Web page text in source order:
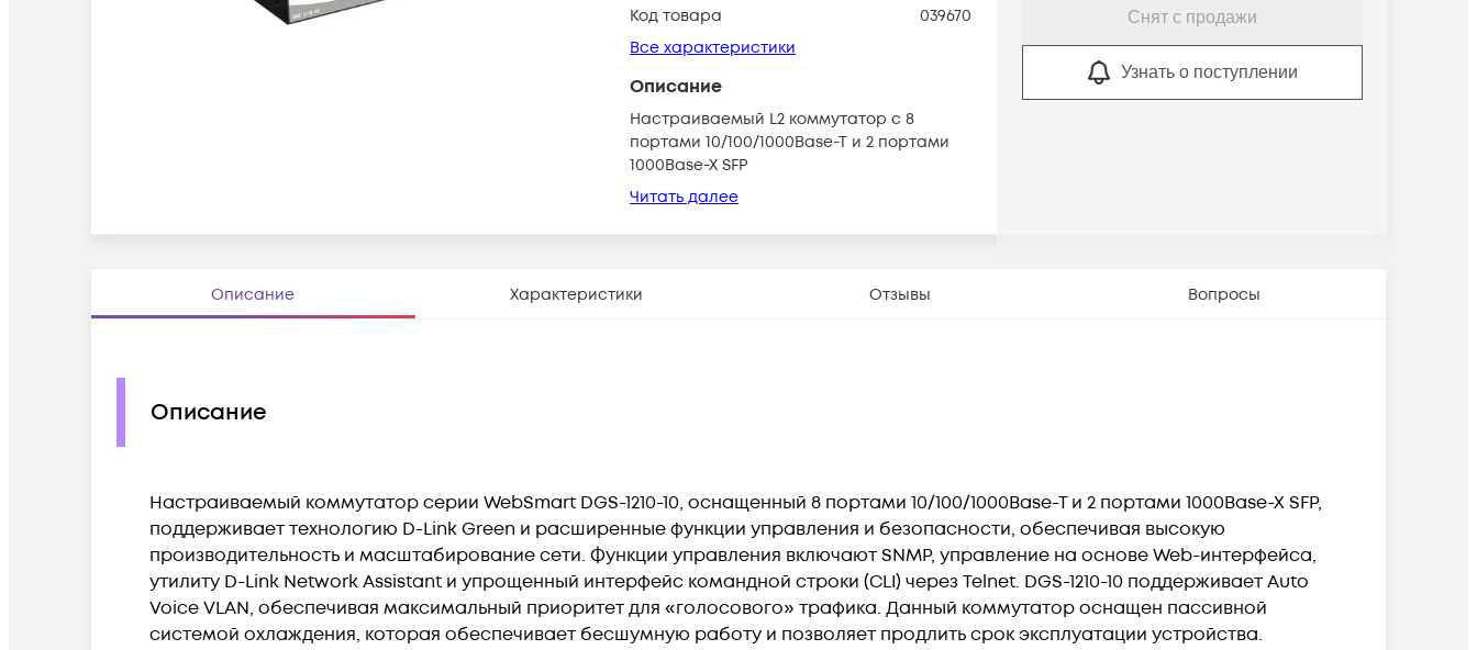
Код товара
039670
Все характеристики
Описание
Настраиваемый L2 коммутатор с 8
портами 10/100/1000Base-T и 2 портами
1000Base-X SFP
Читать далее
Снят с продажи
Узнать о поступлении
Описание Характеристики Отзывы Вопросы
Описание
Настраиваемый коммутатор серии WebSmart DGS-1210-10, оснащенный 8 портами 10/100/1000Base-T и 2 портами 1000Base-X SFP,
поддерживает технологию D-Link Green и расширенные функции управления и безопасности, обеспечивая высокую
производительность и масштабирование сети. Функции управления включают SNMP, управление на основе Web-интерфейса,
утилиту D-Link Network Assistant и упрощенный интерфейс командной строки (CLI) через Telnet. DGS-1210-10 поддерживает Auto
Voice VLAN, обеспечивая максимальный приоритет для «голосового» трафика. Данный коммутатор оснащен пассивной
системой охлаждения, которая обеспечивает бесшумную работу и позволяет продлить срок эксплуатации устройства.